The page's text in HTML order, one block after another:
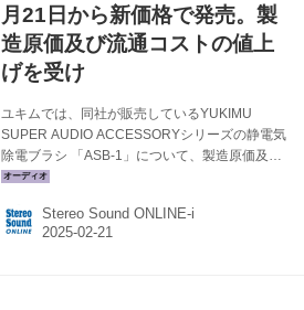
月21日から新価格で発売。製
造原価及び流通コストの値上
げを受け
ユキムでは、同社が販売しているYUKIMU
SUPER AUDIO ACCESSORYシリーズの静電気
除電ブラシ 「ASB-1」について、製造原価及び
流通コストの値上げを受けて、価格改定を実施
月21日より新価格で販売される。 YUKIMU
SUPER AUDIO ACCESSORY| Yukimu ASB-1
Stereo Sound ONLINE-i